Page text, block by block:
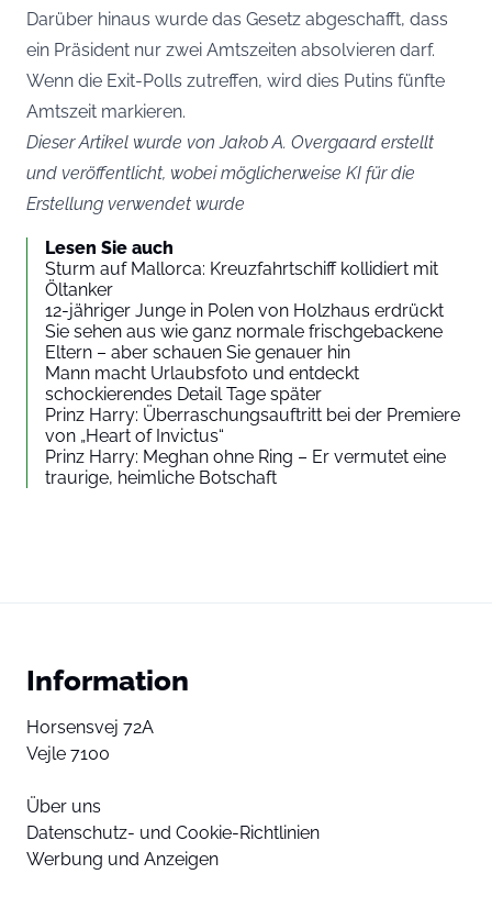
Darüber hinaus wurde das Gesetz abgeschafft, dass
ein Präsident nur zwei Amtszeiten absolvieren darf.
Wenn die Exit-Polls zutreffen, wird dies Putins fünfte
Amtszeit markieren.
Dieser Artikel wurde von Jakob A. Overgaard erstellt
und veröffentlicht, wobei möglicherweise KI für die
Erstellung verwendet wurde
Lesen Sie auch
Sturm auf Mallorca: Kreuzfahrtschiff kollidiert mit
Öltanker
12-jähriger Junge in Polen von Holzhaus erdrückt
Sie sehen aus wie ganz normale frischgebackene
Eltern – aber schauen Sie genauer hin
Mann macht Urlaubsfoto und entdeckt
schockierendes Detail Tage später
Prinz Harry: Überraschungsauftritt bei der Premiere
von „Heart of Invictus“
Prinz Harry: Meghan ohne Ring – Er vermutet eine
traurige, heimliche Botschaft
Information
Horsensvej 72A
Vejle 7100
Über uns
Datenschutz- und Cookie-Richtlinien
Werbung und Anzeigen